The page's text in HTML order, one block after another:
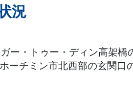
況
ー・トゥー・ディン高架橋
ーチミン市北西部の玄関口